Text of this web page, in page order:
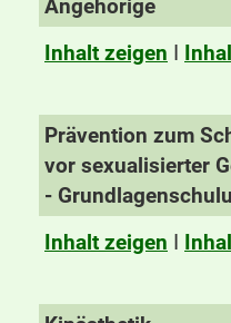
Angehörige
Inhalt zeigen I
Prävention zum
vor sexualisierter
-
Inhalt zeigen I